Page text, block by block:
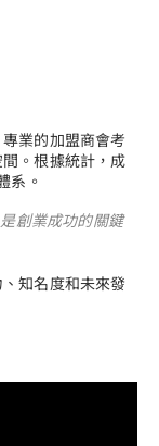
業的加盟商會考
。根據統計，成
系。
創業成功的關鍵
知名度和未來發